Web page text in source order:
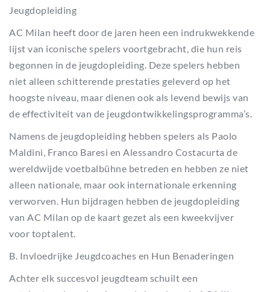
Jeugdopleiding
AC Milan heeft door de jaren heen een indrukwekkende
lijst van iconische spelers voortgebracht, die hun reis
begonnen in de jeugdopleiding. Deze spelers hebben
niet alleen schitterende prestaties geleverd op het
hoogste niveau, maar dienen ook als levend bewijs van
de effectiviteit van de jeugdontwikkelingsprogramma’s.
Namens de jeugdopleiding hebben spelers als Paolo
Maldini, Franco Baresi en Alessandro Costacurta de
wereldwijde voetbalbühne betreden en hebben ze niet
alleen nationale, maar ook internationale erkenning
verworven. Hun bijdragen hebben de jeugdopleiding
van AC Milan op de kaart gezet als een kweekvijver
voor toptalent.
B. Invloedrijke Jeugdcoaches en Hun Benaderingen
Achter elk succesvol jeugdteam schuilt een